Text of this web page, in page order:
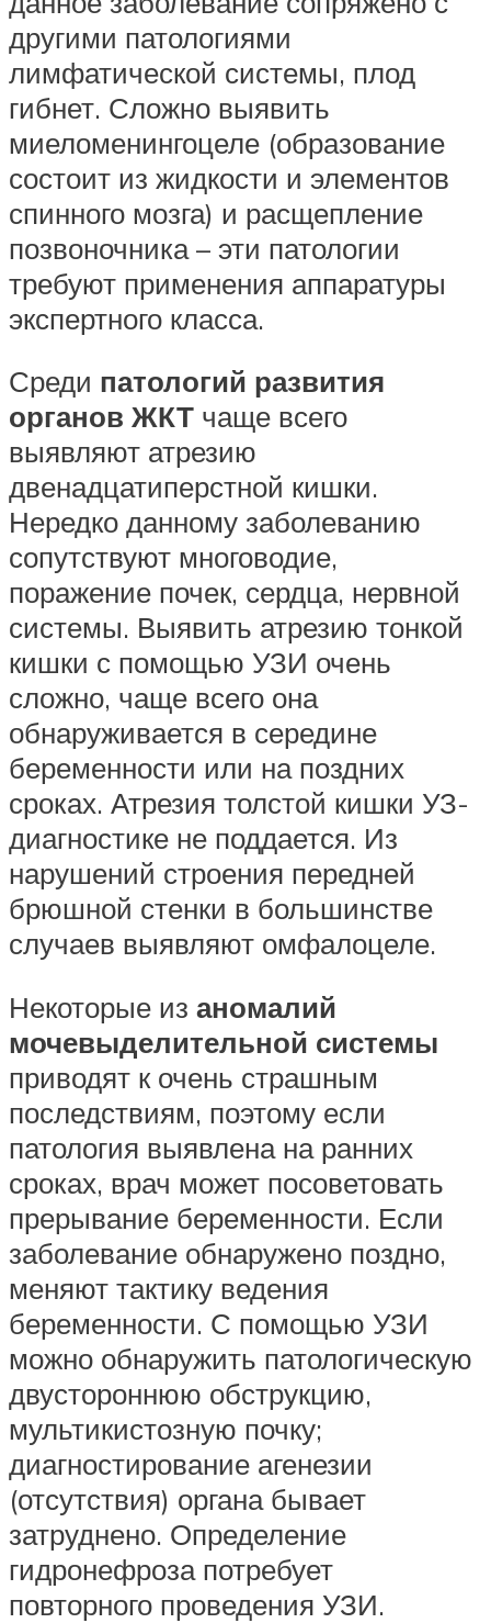
другими патологиями
лимфатической системы, плод
гибнет. Сложно выявить
миеломенингоцеле (образование
состоит из жидкости и элементов
спинного мозга) и расщепление
позвоночника – эти патологии
требуют применения аппаратуры
экспертного класса.
Среди патологий развития
органов ЖКТ чаще всего
выявляют атрезию
двенадцатиперстной кишки.
Нередко данному заболеванию
сопутствуют многоводие,
поражение почек, сердца, нервной
системы. Выявить атрезию тонкой
кишки с помощью УЗИ очень
сложно, чаще всего она
обнаруживается в середине
беременности или на поздних
сроках. Атрезия толстой кишки УЗ-
диагностике не поддается. Из
нарушений строения передней
брюшной стенки в большинстве
случаев выявляют омфалоцеле.
Некоторые из аномалий
мочевыделительной системы
приводят к очень страшным
последствиям, поэтому если
патология выявлена на ранних
сроках, врач может посоветовать
прерывание беременности. Если
заболевание обнаружено поздно,
меняют тактику ведения
беременности. С помощью УЗИ
можно обнаружить патологическую
двустороннюю обструкцию,
мультикистозную почку;
диагностирование агенезии
(отсутствия) органа бывает
затруднено. Определение
гидронефроза потребует
повторного проведения УЗИ.